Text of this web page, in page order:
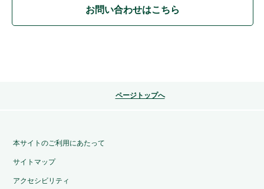
お問い合わせはこちら
ページトップへ
本サイトのご利用にあたって
サイトマップ
アクセシビリティ